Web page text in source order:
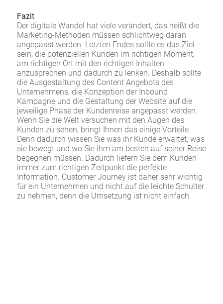
Fazit
Der digitale Wandel hat viele verändert, das heißt die
Marketing-Methoden müssen schlichtweg daran
angepasst werden. Letzten Endes sollte es das Ziel
sein, die potenziellen Kunden im richtigen Moment,
am richtigen Ort mit den richtigen Inhalten
anzusprechen und dadurch zu lenken. Deshalb sollte
die Ausgestaltung des Content Angebots des
Unternehmens, die Konzeption der Inbound
Kampagne und die Gestaltung der Website auf die
jeweilige Phase der Kundenreise angepasst werden.
Wenn Sie die Welt versuchen mit den Augen des
Kunden zu sehen, bringt Ihnen das einige Vorteile.
Denn dadurch wissen Sie was ihr Kunde erwartet, was
sie bewegt und wo Sie ihm am besten auf seiner Reise
begegnen müssen. Dadurch liefern Sie dem Kunden
immer zum richtigen Zeitpunkt die perfekte
Information. Customer Journey ist daher sehr wichtig
für ein Unternehmen und nicht auf die leichte Schulter
zu nehmen, denn die Umsetzung ist nicht einfach.